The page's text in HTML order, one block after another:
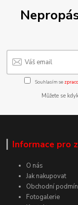
Souhlasím se
Můžete se
Informace pro
O nás
Jak nakupovat
Obchodní
Fotogalerie